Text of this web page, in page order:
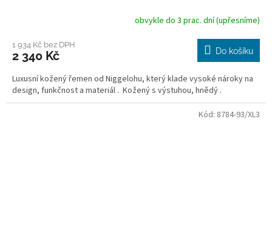
obvykle do 3 prac. dní (upřesníme)
1 934 Kč bez DPH
2 340 Kč Do košíku
Luxusní kožený řemen od Niggelohu, který klade vysoké nároky na
design, funkčnost a materiál . Kožený s výstuhou, hnědý .
Kód: 8784-93/XL3